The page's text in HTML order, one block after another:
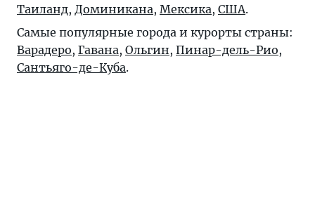
Таиланд, Доминикана, Мексика, США.
Самые популярные города и курорты страны:
Варадеро, Гавана, Ольгин, Пинар-дель-Рио,
Сантьяго-де-Куба.